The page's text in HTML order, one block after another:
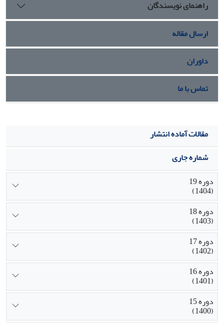
راهنمای نویسندگان
ارسال مقاله
داوران
تماس با ما
مقالات آماده انتشار
شماره جاری
دوره 19
(1404)
دوره 18
(1403)
دوره 17
(1402)
دوره 16
(1401)
دوره 15
(1400)